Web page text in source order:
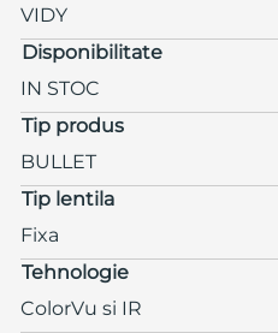
VIDY
Disponibilitate
IN STOC
Tip produs
BULLET
Tip lentila
Fixa
Tehnologie
ColorVu si IR